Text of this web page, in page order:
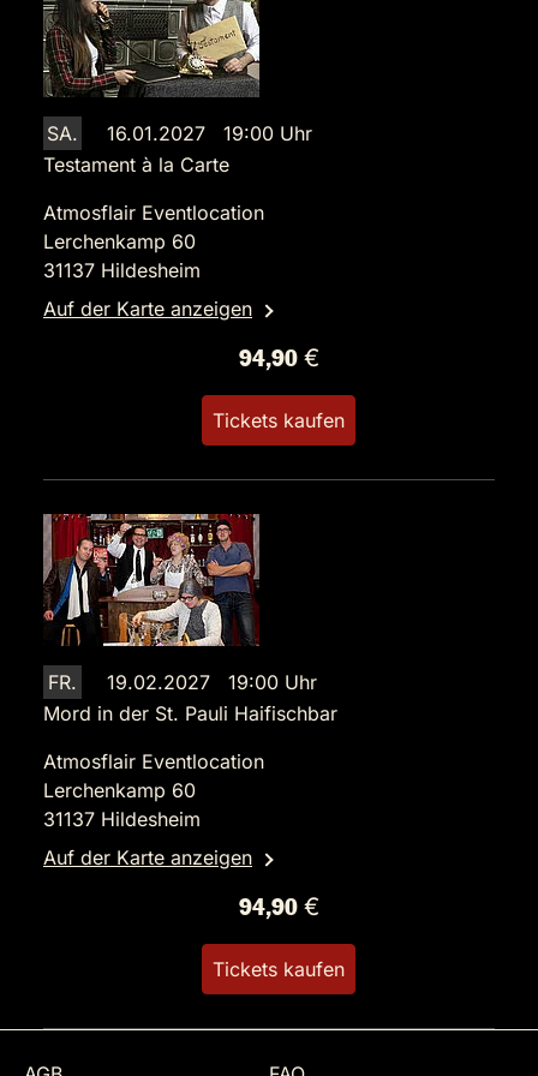
SA.
16.01.2027 19:00 Uhr
Testament à la Carte
Atmosflair Eventlocation
Lerchenkamp 60
31137 Hildesheim
Auf der Karte anzeigen
94,90 €
Tickets kaufen
FR.
19.02.2027 19:00 Uhr
Mord in der St. Pauli Haifischbar
Atmosflair Eventlocation
Lerchenkamp 60
31137 Hildesheim
Auf der Karte anzeigen
94,90 €
Tickets kaufen